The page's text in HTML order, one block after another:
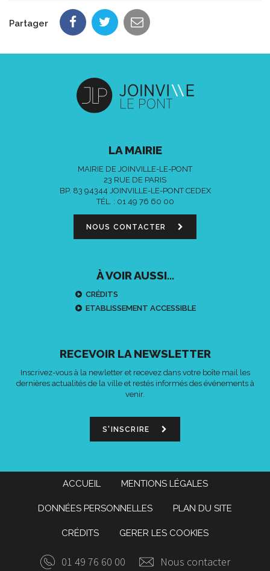
Partager
LA MAIRIE
MAIRIE DE JOINVILLE-LE-PONT
23 RUE DE PARIS
BP. 83 94344 JOINVILLE-LE-PONT CEDEX
TÉL. : 01 49 76 60 00
NOUS CONTACTER
À VOIR AUSSI...
CRÉDITS
ETABLISSEMENT ACCESSIBLE
RECEVOIR LA NEWSLETTER
Inscrivez-vous à la newletter et recevez dans votre boîte mail les
dernières actualités de la ville et restés informés des événements à
venir.
S'INSCRIRE
ACCUEIL MENTIONS LÉGALES
DONNÉES PERSONNELLES PLAN DU SITE
CRÉDITS GERER LES COOKIES
01 49 76 60 00 Nous contacter